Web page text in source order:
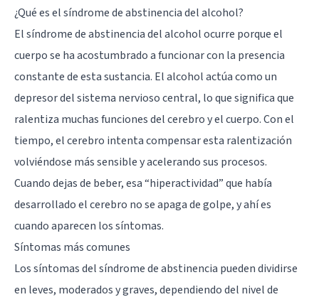
¿Qué es el síndrome de abstinencia del alcohol?
El síndrome de abstinencia del alcohol ocurre porque el
cuerpo se ha acostumbrado a funcionar con la presencia
constante de esta sustancia. El alcohol actúa como un
depresor del sistema nervioso central, lo que significa que
ralentiza muchas funciones del cerebro y el cuerpo. Con el
tiempo, el cerebro intenta compensar esta ralentización
volviéndose más sensible y acelerando sus procesos.
Cuando dejas de beber, esa “hiperactividad” que había
desarrollado el cerebro no se apaga de golpe, y ahí es
cuando aparecen los síntomas.
Síntomas más comunes
Los síntomas del síndrome de abstinencia pueden dividirse
en leves, moderados y graves, dependiendo del nivel de